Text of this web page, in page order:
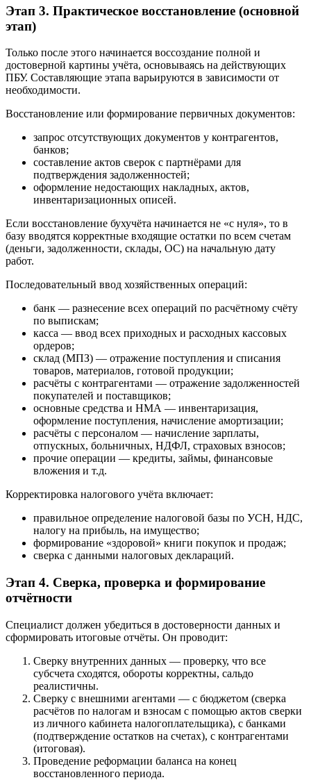
Этап 3. Практическое восстановление (основной
этап)
Только после этого начинается воссоздание полной и
достоверной картины учёта, основываясь на действующих
ПБУ. Составляющие этапа варьируются в зависимости от
необходимости.
Восстановление или формирование первичных документов:
запрос отсутствующих документов у контрагентов,
банков;
составление актов сверок с партнёрами для
подтверждения задолженностей;
оформление недостающих накладных, актов,
инвентаризационных описей.
Если восстановление бухучёта начинается не «с нуля», то в
базу вводятся корректные входящие остатки по всем счетам
(деньги, задолженности, склады, ОС) на начальную дату
работ.
Последовательный ввод хозяйственных операций:
банк — разнесение всех операций по расчётному счёту
по выпискам;
касса — ввод всех приходных и расходных кассовых
ордеров;
склад (МПЗ) — отражение поступления и списания
товаров, материалов, готовой продукции;
расчёты с контрагентами — отражение задолженностей
покупателей и поставщиков;
основные средства и НМА — инвентаризация,
оформление поступления, начисление амортизации;
расчёты с персоналом — начисление зарплаты,
отпускных, больничных, НДФЛ, страховых взносов;
прочие операции — кредиты, займы, финансовые
вложения и т.д.
Корректировка налогового учёта включает:
правильное определение налоговой базы по УСН, НДС,
налогу на прибыль, на имущество;
формирование «здоровой» книги покупок и продаж;
сверка с данными налоговых деклараций.
Этап 4. Сверка, проверка и формирование
отчётности
Специалист должен убедиться в достоверности данных и
сформировать итоговые отчёты. Он проводит:
Сверку внутренних данных — проверку, что все
субсчета сходятся, обороты корректны, сальдо
реалистичны.
Сверку с внешними агентами — с бюджетом (сверка
расчётов по налогам и взносам с помощью актов сверки
из личного кабинета налогоплательщика), с банками
(подтверждение остатков на счетах), с контрагентами
(итоговая).
Проведение реформации баланса на конец
восстановленного периода.